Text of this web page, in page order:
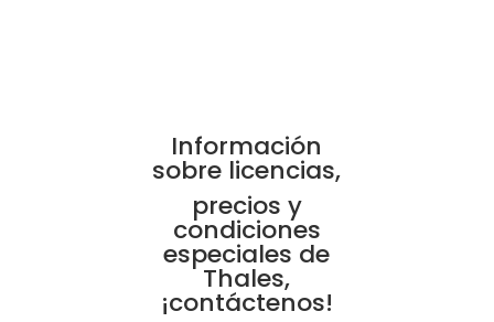
Información
sobre licencias,
precios y
condiciones
especiales de
Thales,
¡contáctenos!